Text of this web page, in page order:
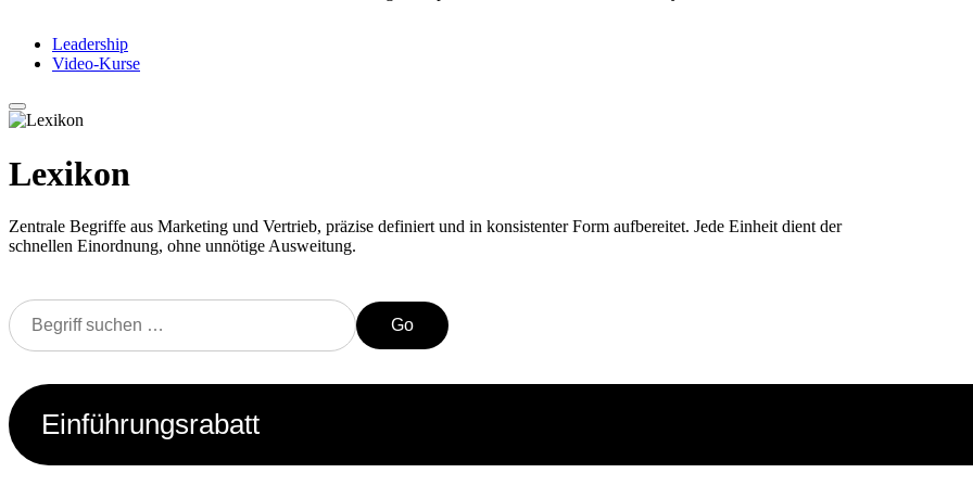
Leadership
Video-Kurse
Lexikon
Zentrale Begriffe aus Marketing und Vertrieb, präzise definiert und in konsistenter Form aufbereitet. Jede Einheit dient der
schnellen Einordnung, ohne unnötige Ausweitung.
Go
Einführungsrabatt